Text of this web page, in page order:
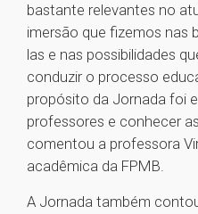
bastante relevantes no
imersão que fizemos nas
las e nas possibilidades
conduzir o processo
propósito da Jornada foi
professores e conhecer
comentou a professora
acadêmica da FPMB.
A Jornada também